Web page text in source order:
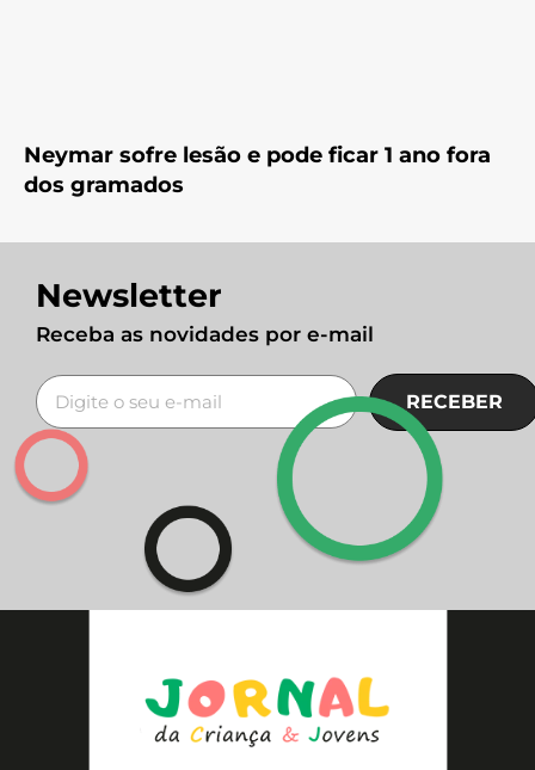
Neymar sofre lesão e pode ficar 1 ano fora
dos gramados
Newsletter
Receba as novidades por e-mail
RECEBER